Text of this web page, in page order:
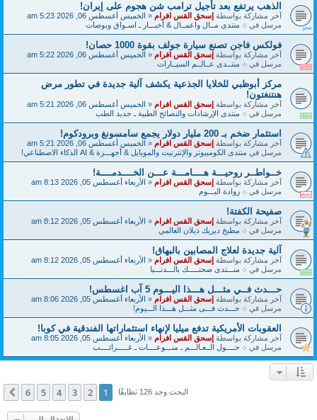
الذهب يرتفع بعد تأجيل ترامب شن هجوم على إيران!
آخر مشاركة بواسطةإسحق القس افرام«الخميس أغسطس 06, 2026 5:23 am
مرسل في܀ منتدى مــال واعمــال & أخبـــار ـ اسـواق وبوصات
فولكس فاجن تصنع سيارة جولف بقوة 1000 حصان!
آخر مشاركة بواسطةإسحق القس افرام«الخميس أغسطس 06, 2026 5:22 am
مرسل في܀ منتــدى عــالــم السيــارات
مركز أبوظبي للخلايا الجذعية يكشف آلية جديدة في تطور مرض
هنتنغتون!
آخر مشاركة بواسطةإسحق القس افرام«الخميس أغسطس 06, 2026 5:21 am
مرسل في܀ منتدى الإرشادات والنصائح الطبية ـ جديد الطب
استثمار ضخم بـ 200 مليار دولار يجمع سامسونغ وبرودكوم!
آخر مشاركة بواسطةإسحق القس افرام«الخميس أغسطس 06, 2026 5:21 am
مرسل فيمنتدى الكومبيوتر والإنترنيت والموبايل & أجهـــزة & AI الذكاء الاصطناعي!
خــواطــر روحيـــة هــــامـــة عـــن الخــــدمــــة!
آخر مشاركة بواسطةإسحق القس افرام«الأربعاء أغسطس 05, 2026 8:13 am
مرسل في܀ زوادة اليـــوم
صفيحة الكفتة!
آخر مشاركة بواسطةإسحق القس افرام«الأربعاء أغسطس 05, 2026 8:12 am
مرسل في܀ مطبخ ديريك ديلان العالمي
آلية جديدة لعلاج المصابين بالبهاق!
آخر مشاركة بواسطةإسحق القس افرام«الأربعاء أغسطس 05, 2026 8:12 am
مرسل في܀ منـــتدى صحتـــــك بالـــدنـــيا
حـــدث فــي مثـــل هـــذا اليـــوم 5 آب اغسطس!
آخر مشاركة بواسطةإسحق القس افرام«الأربعاء أغسطس 05, 2026 8:06 am
مرسل في܀ حـــدث فـــى مثـــل هـــذا الـــيوم!
العقوبات الأمريكية تدفع ميليا لإنهاء استثماراتها الفندقية في كوبا!
آخر مشاركة بواسطةإسحق القس افرام«الأربعاء أغسطس 05, 2026 8:05 am
مرسل في܀ حــــول الــعـالـــم ـ منـــوعــــات ـ غـــــرائــــب
البحث وجد 126 تطابقًا 1
2
3
4
5
6 التالي